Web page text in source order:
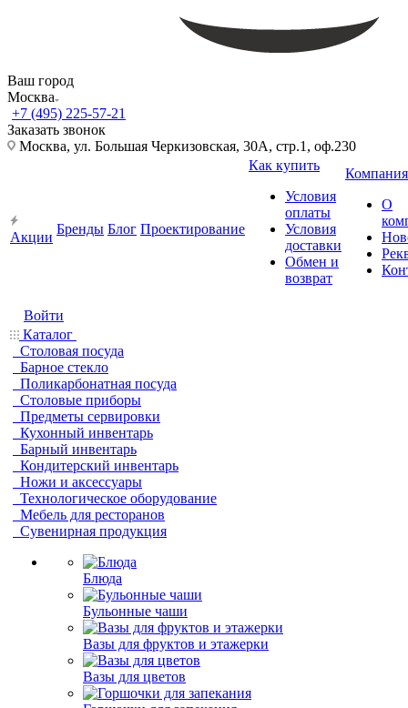
Ваш город
Москва
+7 (495) 225-57-21
Заказать звонок
Москва, ул. Большая Черкизовская, 30А, стр.1, оф.230
Акции
Бренды Блог Проектирование
Как купить
Условия
оплаты
Условия
доставки
Обмен и
возврат
Компания
О
Войти
Каталог
Столовая посуда
Барное стекло
Поликарбонатная посуда
Столовые приборы
Предметы сервировки
Кухонный инвентарь
Барный инвентарь
Кондитерский инвентарь
Ножи и аксессуары
Технологическое оборудование
Мебель для ресторанов
Сувенирная продукция
Блюда
Бульонные чаши
Вазы для фруктов и этажерки
Вазы для цветов